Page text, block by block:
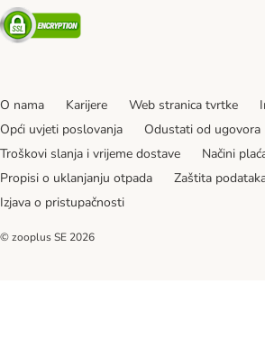
Security
O nama Karijere Web stranica tvrtke
Opći uvjeti poslovanja
Odustati od ugovora
Troškovi slanja i vrijeme dostave
Načini
Propisi o uklanjanju otpada
Zaštita
Izjava o pristupačnosti
© zooplus SE 2026